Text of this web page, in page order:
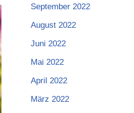
September 2022
August 2022
Juni 2022
Mai 2022
April 2022
März 2022